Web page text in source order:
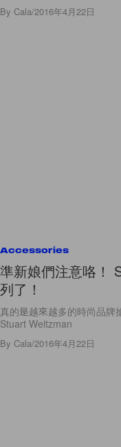
By Cala/2016年4月22日
Accessories
準新娘們注意咯！
列了！
真的是越來越多的時尚品牌
Stuart Weitzman
By Cala/2016年4月22日